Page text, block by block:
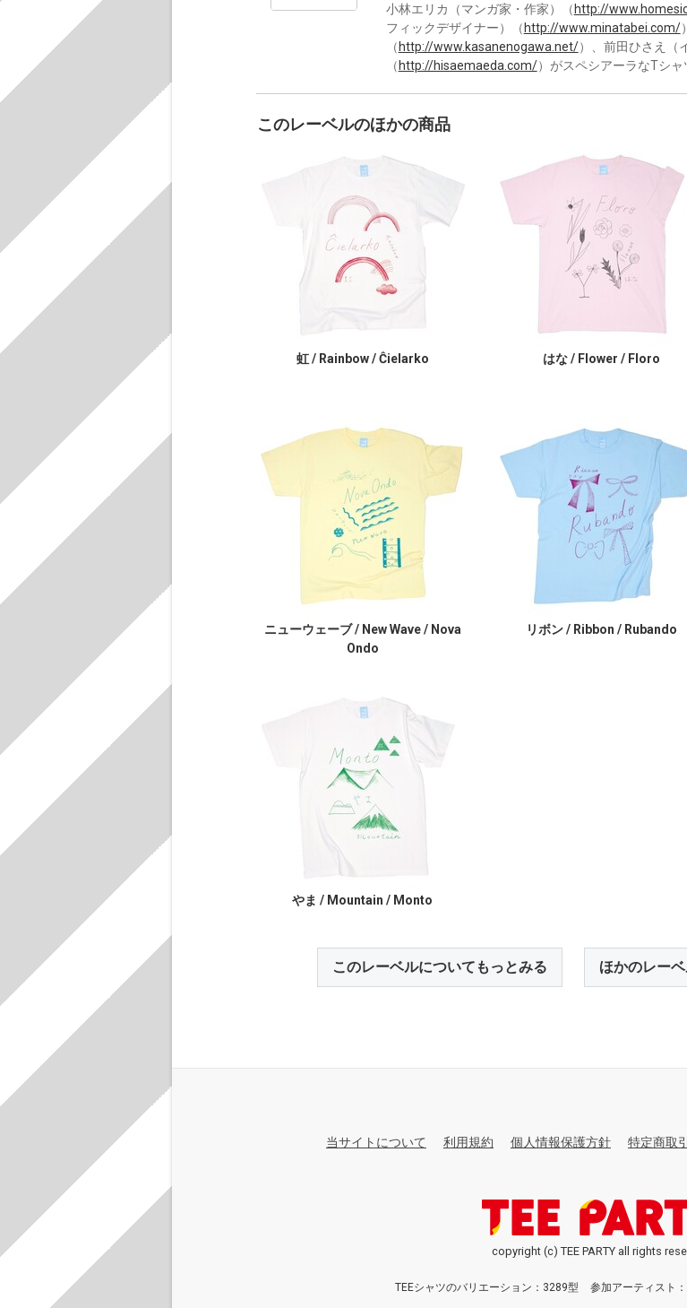
小林エリカ（マンガ家・作家）（ http://
フィックデザイナー）（ http://www.minatabei.com/
（ http://www.kasanenogawa.net/）、前田ひさえ（
（ http://hisaemaeda.com/）がスペシアーラなTシャ
このレーベルのほかの商品
虹 / Rainbow / Ĉielarko はな / Flower / Floro
ニューウェーブ / New Wave / Nova
Ondo
リボン / Ribbon / Rubando
やま / Mountain / Monto
このレーベルについてもっとみる ほかのレー
当サイトについて 利用規約 個人情報保護方針 特定商取
copyright (c) TEE PARTY all rights
TEEシャツのバリエーション：3289型 参加アーティスト